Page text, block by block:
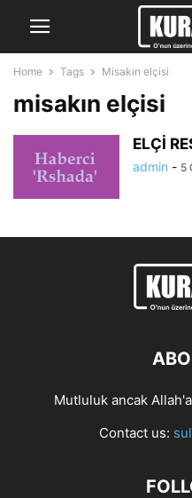
Home Tags Misakın elçisi
misakın elçisi
ELÇİ
admin - 5
Mutluluk ancak
Contact us: